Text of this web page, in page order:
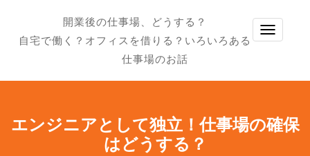
開業後の仕事場、どうする？
自宅で働く？オフィスを借りる？いろいろある
仕事場のお話
エンジニアとして独立！仕事場の確保
はどうする？